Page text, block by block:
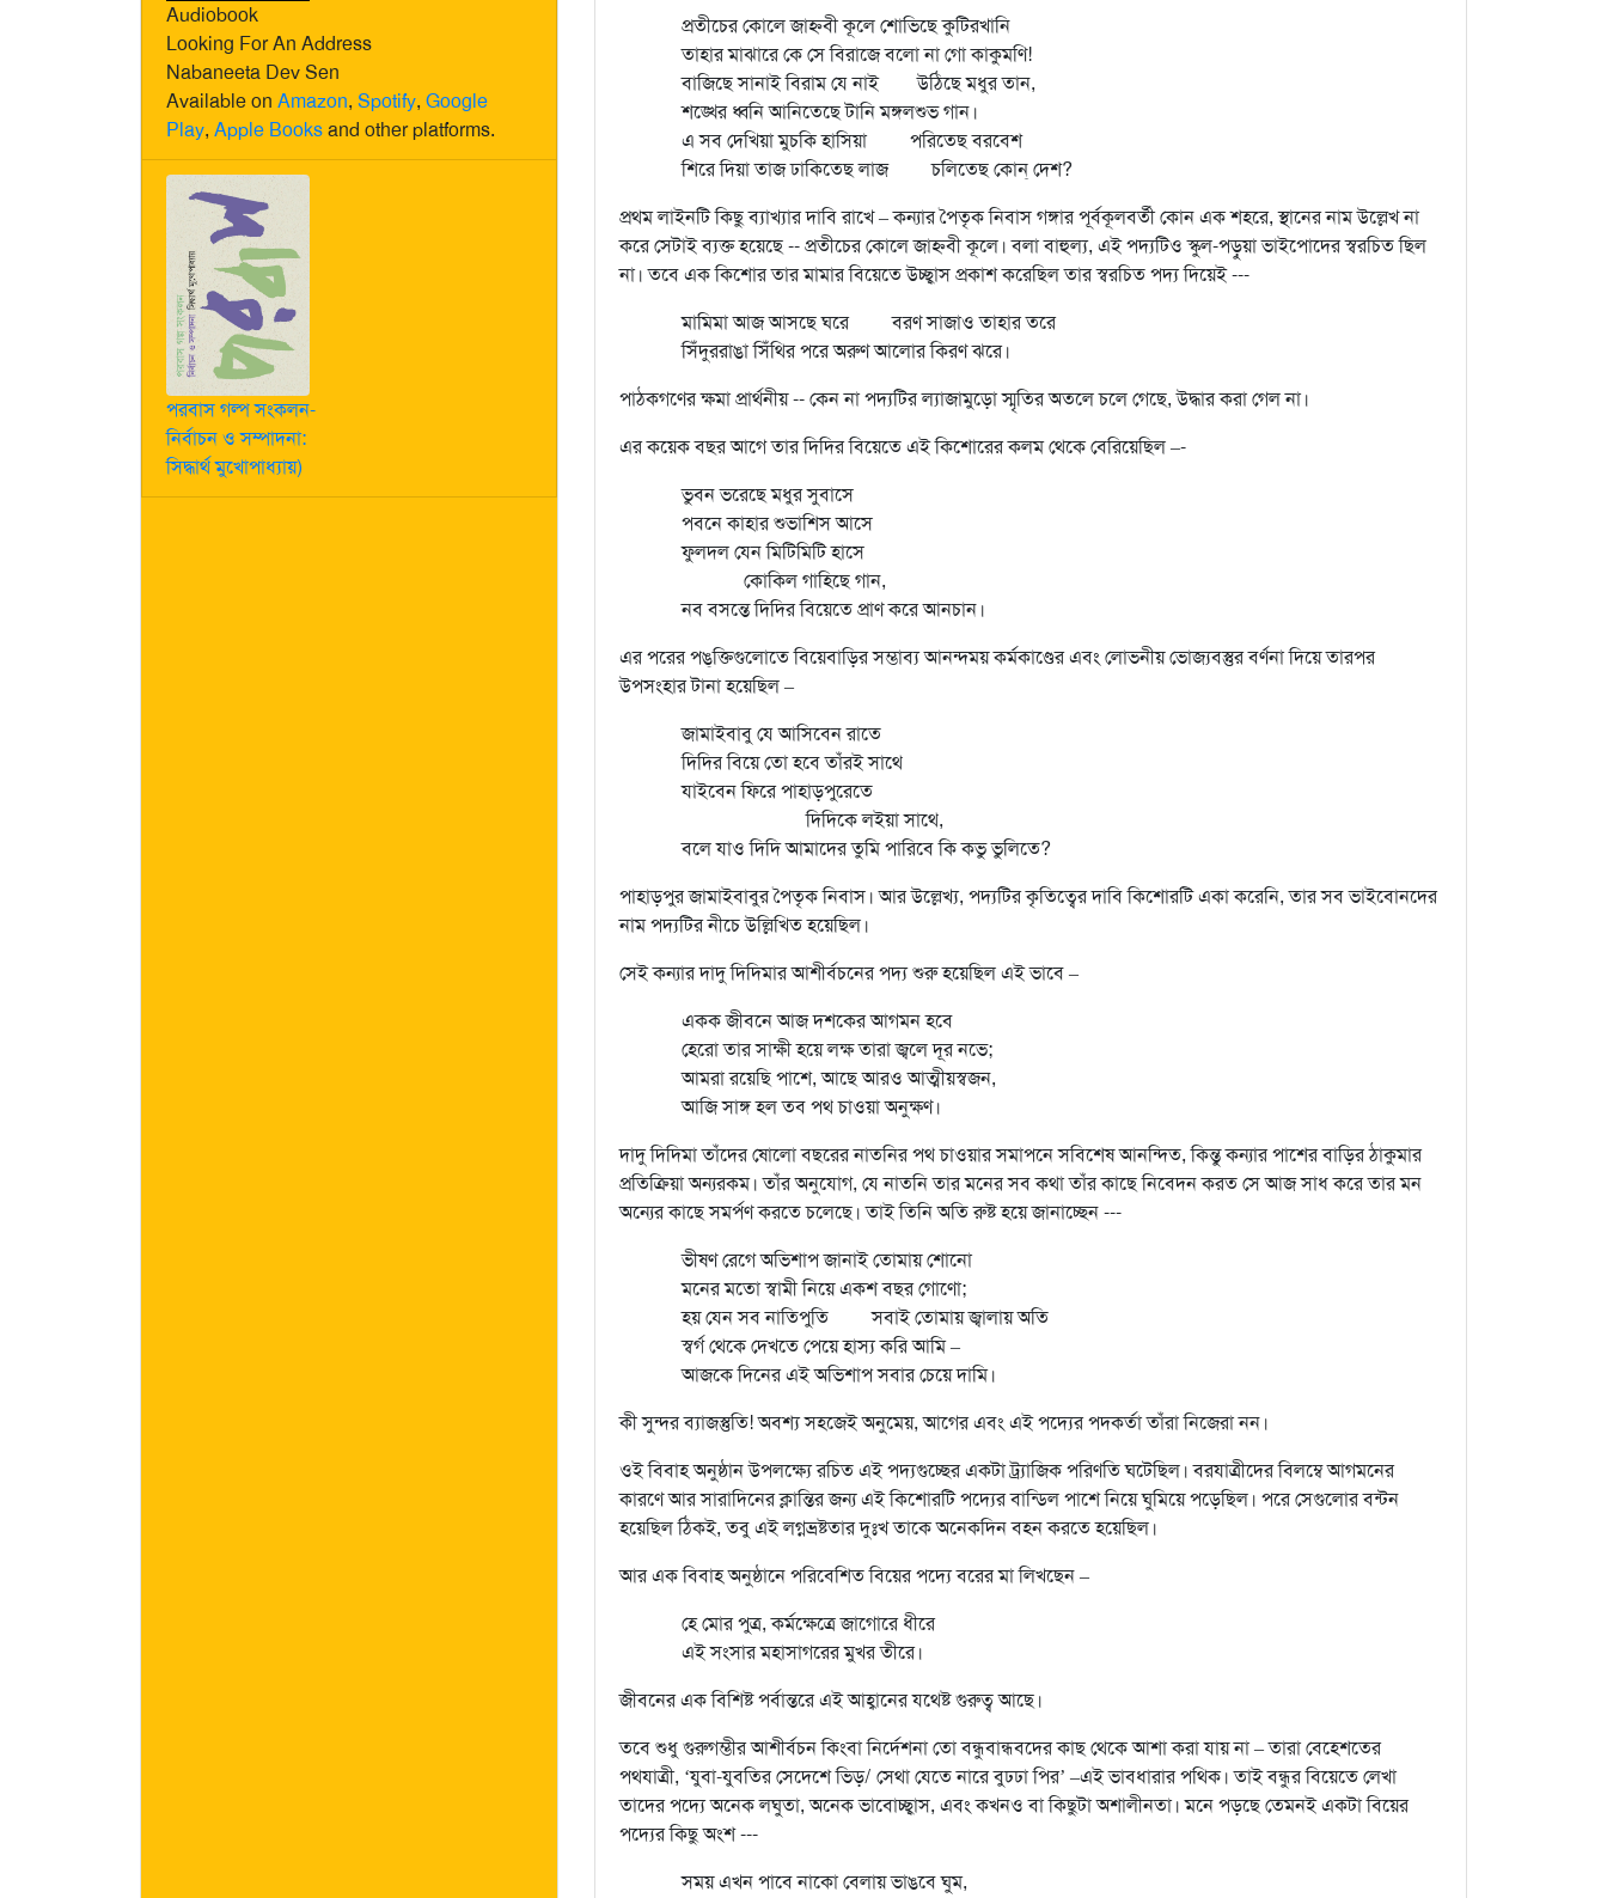
Audiobook
Looking For An Address
Nabaneeta Dev Sen
Available on Amazon, Spotify, Google
Play, Apple Booksand other platforms.
পরবাস গল্প সংকলন-
নির্বাচন ও সম্পাদনা:
সিদ্ধার্থ মুখোপাধ্যায়)
প্রতীচের কোলে জাহ্নবী কূলে শোভিছে কুটিরখানি
তাহার মাঝারে কে সে বিরাজে বলো না গো কাকুমণি!
বাজিছে সানাই বিরাম যে নাই উঠিছে মধুর তান,
শঙ্খের ধ্বনি আনিতেছে টানি মঙ্গলশুভ গান।
এ সব দেখিয়া মুচকি হাসিয়া পরিতেছ বরবেশ
শিরে দিয়া তাজ ঢাকিতেছ লাজ চলিতেছ কোন্‌ দেশ?
প্রথম লাইনটি কিছু ব্যাখ্যার দাবি রাখে – কন্যার পৈতৃক নিবাস গঙ্গার পূর্বকূলবর্তী কোন এক শহরে, স্থানের নাম উল্লেখ না
করে সেটাই ব্যক্ত হয়েছে -- প্রতীচের কোলে জাহ্নবী কূলে। বলা বাহুল্য, এই পদ্যটিও স্কুল-পড়ুয়া ভাইপোদের স্বরচিত ছিল
না। তবে এক কিশোর তার মামার বিয়েতে উচ্ছ্বাস প্রকাশ করেছিল তার স্বরচিত পদ্য দিয়েই ---
মামিমা আজ আসছে ঘরে বরণ সাজাও তাহার তরে
সিঁদুররাঙা সিঁথির পরে অরুণ আলোর কিরণ ঝরে।
পাঠকগণের ক্ষমা প্রার্থনীয় -- কেন না পদ্যটির ল্যাজামুড়ো স্মৃতির অতলে চলে গেছে, উদ্ধার করা গেল না।
এর কয়েক বছর আগে তার দিদির বিয়েতে এই কিশোরের কলম থেকে বেরিয়েছিল –-
ভুবন ভরেছে মধুর সুবাসে
পবনে কাহার শুভাশিস আসে
ফুলদল যেন মিটিমিটি হাসে
কোকিল গাহিছে গান,
নব বসন্তে দিদির বিয়েতে প্রাণ করে আনচান।
এর পরের পঙ্‌ক্তিগুলোতে বিয়েবাড়ির সম্ভাব্য আনন্দময় কর্মকাণ্ডের এবং লোভনীয় ভোজ্যবস্তুর বর্ণনা দিয়ে তারপর
উপসংহার টানা হয়েছিল –
জামাইবাবু যে আসিবেন রাতে
দিদির বিয়ে তো হবে তাঁরই সাথে
যাইবেন ফিরে পাহাড়পুরেতে
দিদিকে লইয়া সাথে,
বলে যাও দিদি আমাদের তুমি পারিবে কি কভু ভুলিতে?
পাহাড়পুর জামাইবাবুর পৈতৃক নিবাস। আর উল্লেখ্য, পদ্যটির কৃতিত্বের দাবি কিশোরটি একা করেনি, তার সব ভাইবোনদের
নাম পদ্যটির নীচে উল্লিখিত হয়েছিল।
সেই কন্যার দাদু দিদিমার আশীর্বচনের পদ্য শুরু হয়েছিল এই ভাবে –
একক জীবনে আজ দশকের আগমন হবে
হেরো তার সাক্ষী হয়ে লক্ষ তারা জ্বলে দূর নভে;
আমরা রয়েছি পাশে, আছে আরও আত্মীয়স্বজন,
আজি সাঙ্গ হল তব পথ চাওয়া অনুক্ষণ।
দাদু দিদিমা তাঁদের ষোলো বছরের নাতনির পথ চাওয়ার সমাপনে সবিশেষ আনন্দিত, কিন্তু কন্যার পাশের বাড়ির ঠাকুমার
প্রতিক্রিয়া অন্যরকম। তাঁর অনুযোগ, যে নাতনি তার মনের সব কথা তাঁর কাছে নিবেদন করত সে আজ সাধ করে তার মন
অন্যের কাছে সমর্পণ করতে চলেছে। তাই তিনি অতি রুষ্ট হয়ে জানাচ্ছেন ---
ভীষণ রেগে অভিশাপ জানাই তোমায় শোনো
মনের মতো স্বামী নিয়ে একশ বছর গোণো;
হয় যেন সব নাতিপুতি সবাই তোমায় জ্বালায় অতি
স্বর্গ থেকে দেখতে পেয়ে হাস্য করি আমি –
আজকে দিনের এই অভিশাপ সবার চেয়ে দামি।
কী সুন্দর ব্যাজস্তুতি! অবশ্য সহজেই অনুমেয়, আগের এবং এই পদ্যের পদকর্তা তাঁরা নিজেরা নন।
ওই বিবাহ অনুষ্ঠান উপলক্ষ্যে রচিত এই পদ্যগুচ্ছের একটা ট্র্যাজিক পরিণতি ঘটেছিল। বরযাত্রীদের বিলম্বে আগমনের
কারণে আর সারাদিনের ক্লান্তির জন্য এই কিশোরটি পদ্যের বান্ডিল পাশে নিয়ে ঘুমিয়ে পড়েছিল। পরে সেগুলোর বন্টন
হয়েছিল ঠিকই, তবু এই লগ্নভ্রষ্টতার দুঃখ তাকে অনেকদিন বহন করতে হয়েছিল।
আর এক বিবাহ অনুষ্ঠানে পরিবেশিত বিয়ের পদ্যে বরের মা লিখছেন –
হে মোর পুত্র, কর্মক্ষেত্রে জাগোরে ধীরে
এই সংসার মহাসাগরের মুখর তীরে।
জীবনের এক বিশিষ্ট পর্বান্তরে এই আহ্বানের যথেষ্ট গুরুত্ব আছে।
তবে শুধু গুরুগম্ভীর আশীর্বচন কিংবা নির্দেশনা তো বন্ধুবান্ধবদের কাছ থেকে আশা করা যায় না – তারা বেহেশতের
পথযাত্রী, ‘যুবা-যুবতির সেদেশে ভিড়/ সেথা যেতে নারে বুঢঢা পির’ –এই ভাবধারার পথিক। তাই বন্ধুর বিয়েতে লেখা
তাদের পদ্যে অনেক লঘুতা, অনেক ভাবোচ্ছ্বাস, এবং কখনও বা কিছুটা অশালীনতা। মনে পড়ছে তেমনই একটা বিয়ের
পদ্যের কিছু অংশ ---
সময় এখন পাবে নাকো বেলায় ভাঙবে ঘুম,